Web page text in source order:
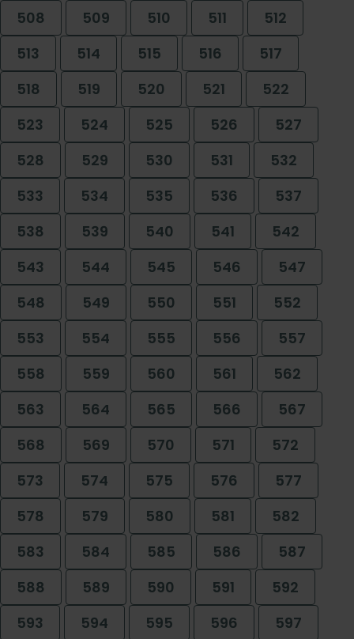
508
509 510 511
512
513
514 515 516
517
518
519 520 521
522
523
524 525 526
527
528
529 530 531
532
533
534 535 536
537
538
539 540 541
542
543
544 545 546
547
548
549 550 551
552
553
554 555 556
557
558
559 560 561
562
563
564 565 566
567
568
569 570 571
572
573
574 575 576
577
578
579 580 581
582
583
584 585 586
587
588
589 590 591
592
593
594 595 596
597